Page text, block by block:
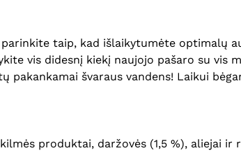
taip, kad išlaikytumėte optimalų
vis didesnį kiekį naujojo pašaro su vis
pakankamai švaraus vandens! Laikui
produktai, daržovės (1,5 %), aliejai